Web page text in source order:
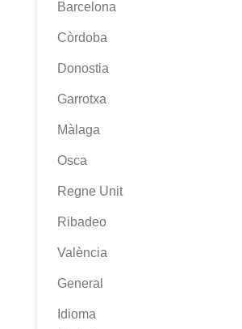
Barcelona
Còrdoba
Donostia
Garrotxa
Màlaga
Osca
Regne Unit
Ribadeo
València
General
Idioma